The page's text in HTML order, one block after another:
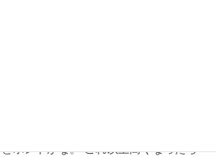
ホントかな。 これ以上高くなったら